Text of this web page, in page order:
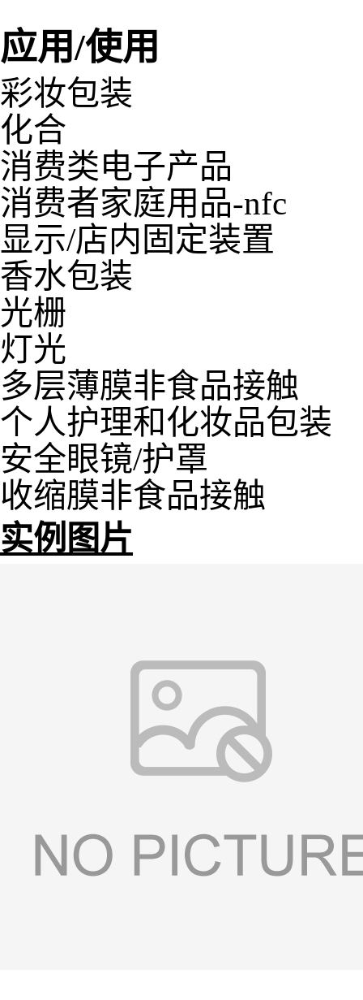
应用/使用
彩妆包装
化合
消费类电子产品
消费者家庭用品-nfc
显示/店内固定装置
香水包装
光栅
灯光
多层薄膜非食品接触
个人护理和化妆品包装
安全眼镜/护罩
收缩膜非食品接触
实例图片